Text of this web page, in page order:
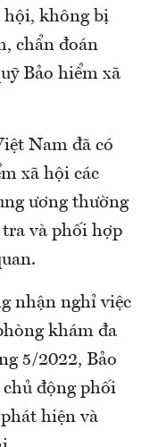
hội, không bị
chẩn đoán
Bảo hiểm xã
Nam đã có
xã hội các
ương thường
và phối hợp
nhận nghỉ việc
khám đa
5/2022, Bảo
động phối
hiện và